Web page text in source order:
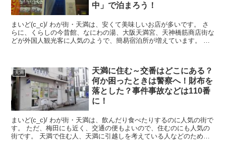
中」で泊まろう！
まいど(c_c)/ わが街・天満は、安くて美味しいお店が多いです。 さ
らに、くらしの今昔館、なにわの湯、大阪天満宮、天神橋筋商店街な
どが外国人観光客に人気のようで、簡易宿泊所が増えています。 梅
天満
天満に住む～交番はどこにある？
何か困ったときは警察へ！財布を
落とした？事件事故などは110番
に！
まいど(c_c)/ わが街・天満は、飲んだり食べたりするのに人気の街で
す。 ただ、梅田にも近く、交通の便もよいので、住むのにも人気の
街です。 天満で住む人、天満に引越しを考えている人などのため